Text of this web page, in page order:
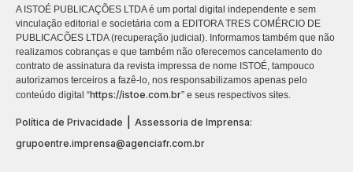
A ISTOÉ PUBLICAÇÕES LTDA é um portal digital independente e sem
vinculação editorial e societária com a EDITORA TRES COMÉRCIO DE
PUBLICACÕES LTDA (recuperação judicial). Informamos também que não
realizamos cobranças e que também não oferecemos cancelamento do
contrato de assinatura da revista impressa de nome ISTOÉ, tampouco
autorizamos terceiros a fazê-lo, nos responsabilizamos apenas pelo
conteúdo digital “https://istoe.com.br” e seus respectivos sites.
Política de Privacidade
Assessoria de Imprensa:
grupoentre.imprensa@agenciafr.com.br